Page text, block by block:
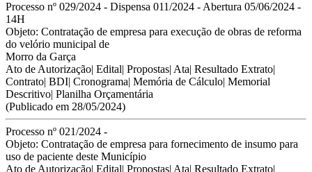
Processo nº 029/2024 - Dispensa 011/2024 - Abertura 05/06/2024 -
14H
Objeto: Contratação de empresa para execução de obras de reforma
do velório municipal de
Morro da Garça
Ato de Autorização| Edital| Propostas| Ata| Resultado Extrato|
Contrato| BDI| Cronograma| Memória de Cálculo| Memorial
Descritivo| Planilha Orçamentária
(Publicado em 28/05/2024)
Processo nº 021/2024 -
Objeto: Contratação de empresa para fornecimento de insumo para
uso de paciente deste Município
Ato de Autorização| Edital| Propostas| Ata| Resultado Extrato|